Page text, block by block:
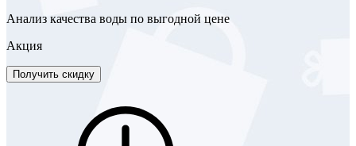
Анализ качества воды по выгодной цене
Акция
Получить скидку